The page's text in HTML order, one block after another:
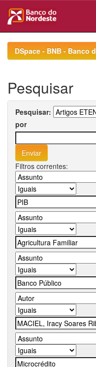
navigationDSpace - BNB - Banco
Pesquisar
Pesquisar:
por
Filtros correntes: